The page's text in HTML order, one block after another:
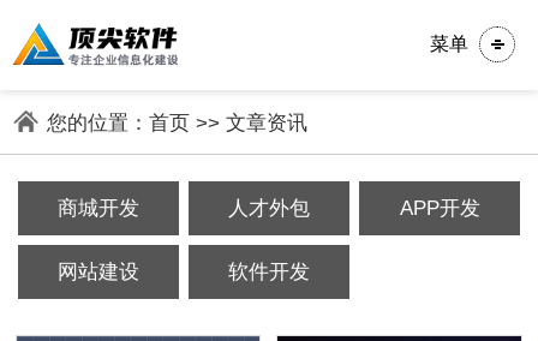
菜单
您的位置： 首页>> 文章资讯
商城开发 人才外包 APP开发
网站建设 软件开发